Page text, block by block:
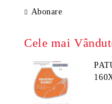
Abonare
Cele mai